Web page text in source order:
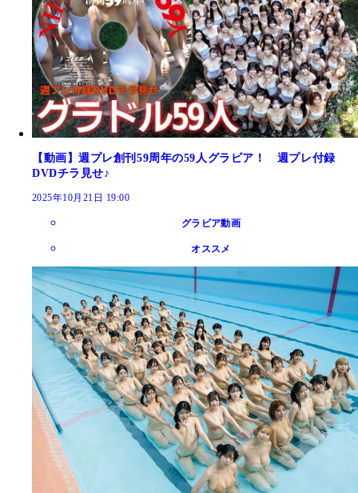
【動画】週プレ創刊59周年の59人グラビア！ 週プレ付録
DVDチラ見せ♪
2025年10月21日 19:00
グラビア動画
オススメ